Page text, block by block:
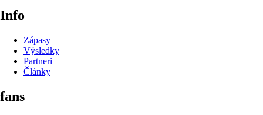
Info
Zápasy
Výsledky
Partneri
Články
fans